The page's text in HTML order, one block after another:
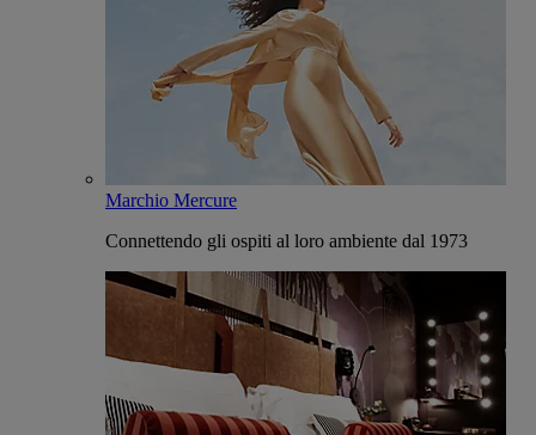
Marchio Mercure
Connettendo gli ospiti al loro ambiente dal 1973